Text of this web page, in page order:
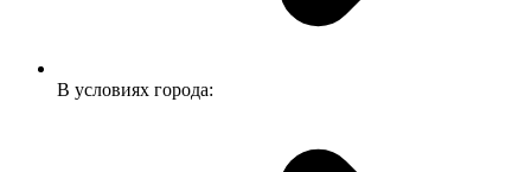
В условиях города: